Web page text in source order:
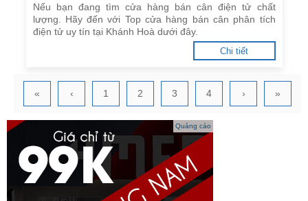
Nếu bạn đang tìm cửa hàng bán cân điện tử chất
lượng. Hãy đến với Top cửa hàng bán cân phân tích
điện tử uy tín tại Khánh Hoà dưới đây.
Chi tiết
« ‹ 1 2 3 4 › »
Quảng cáo